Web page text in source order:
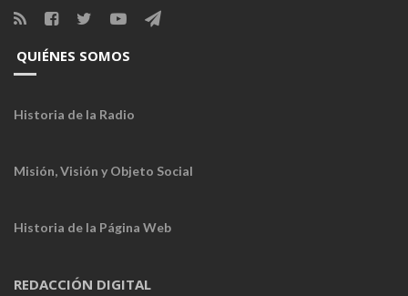
QUIÉNES SOMOS
Historia de la Radio
Misión, Visión y Objeto Social
Historia de la Página Web
REDACCIÓN DIGITAL